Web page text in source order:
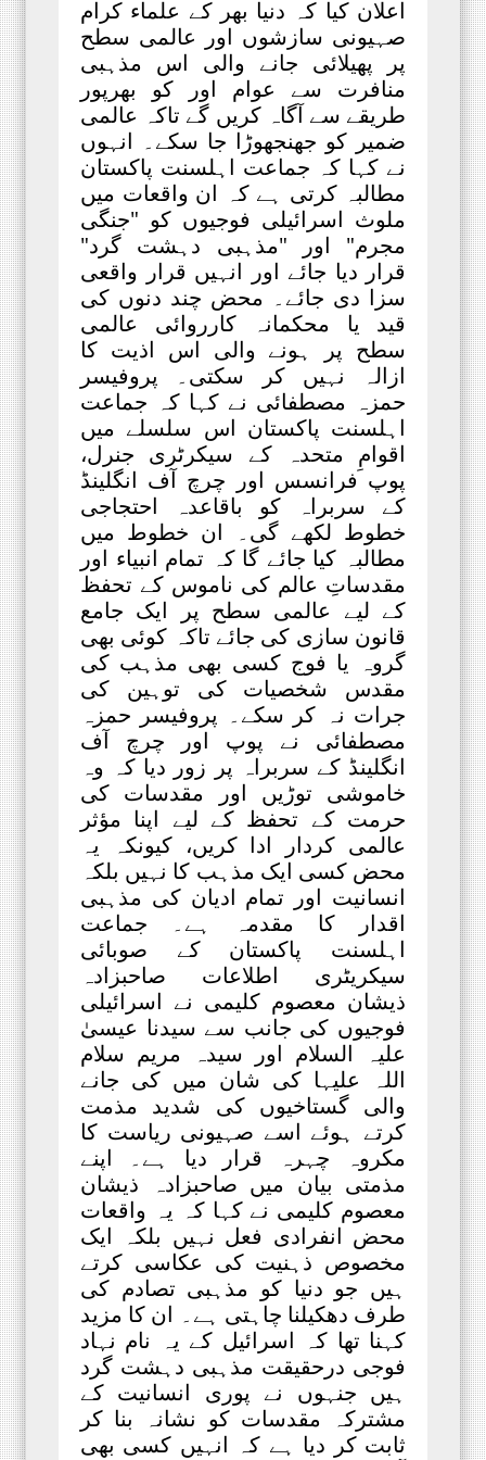
اعلان کیا کہ دنیا بھر کے علماء کرام
صہیونی سازشوں اور عالمی سطح
پر پھیلائی جانے والی اس مذہبی
منافرت سے عوام اور کو بھرپور
طریقے سے آگاہ کریں گے تاکہ عالمی
ضمیر کو جھنجھوڑا جا سکے۔ انہوں
نے کہا کہ جماعت اہلسنت پاکستان
مطالبہ کرتی ہے کہ ان واقعات میں
ملوث اسرائیلی فوجیوں کو "جنگی
مجرم" اور "مذہبی دہشت گرد"
قرار دیا جائے اور انہیں قرار واقعی
سزا دی جائے۔ محض چند دنوں کی
قید یا محکمانہ کارروائی عالمی
سطح پر ہونے والی اس اذیت کا
ازالہ نہیں کر سکتی۔ پروفیسر
حمزہ مصطفائی نے کہا کہ جماعت
اہلسنت پاکستان اس سلسلے میں
اقوامِ متحدہ کے سیکرٹری جنرل،
پوپ فرانسس اور چرچ آف انگلینڈ
کے سربراہ کو باقاعدہ احتجاجی
خطوط لکھے گی۔ ان خطوط میں
مطالبہ کیا جائے گا کہ تمام انبیاء اور
مقدساتِ عالم کی ناموس کے تحفظ
کے لیے عالمی سطح پر ایک جامع
قانون سازی کی جائے تاکہ کوئی بھی
گروہ یا فوج کسی بھی مذہب کی
مقدس شخصیات کی توہین کی
جرات نہ کر سکے۔ پروفیسر حمزہ
مصطفائی نے پوپ اور چرچ آف
انگلینڈ کے سربراہ پر زور دیا کہ وہ
خاموشی توڑیں اور مقدسات کی
حرمت کے تحفظ کے لیے اپنا مؤثر
عالمی کردار ادا کریں، کیونکہ یہ
محض کسی ایک مذہب کا نہیں بلکہ
انسانیت اور تمام ادیان کی مذہبی
اقدار کا مقدمہ ہے۔ جماعت
اہلسنت پاکستان کے صوبائی
سیکریٹری اطلاعات صاحبزادہ
ذیشان معصوم کلیمی نے اسرائیلی
فوجیوں کی جانب سے سیدنا عیسیٰ
علیہ السلام اور سیدہ مریم سلام
اللہ علیہا کی شان میں کی جانے
والی گستاخیوں کی شدید مذمت
کرتے ہوئے اسے صہیونی ریاست کا
مکروہ چہرہ قرار دیا ہے۔ ​اپنے
مذمتی بیان میں صاحبزادہ ذیشان
معصوم کلیمی نے کہا کہ یہ واقعات
محض انفرادی فعل نہیں بلکہ ایک
مخصوص ذہنیت کی عکاسی کرتے
ہیں جو دنیا کو مذہبی تصادم کی
طرف دھکیلنا چاہتی ہے۔ ان کا مزید
کہنا تھا کہ اسرائیل کے یہ نام نہاد
فوجی درحقیقت مذہبی دہشت گرد
ہیں جنہوں نے پوری انسانیت کے
مشترکہ مقدسات کو نشانہ بنا کر
ثابت کر دیا ہے کہ انہیں کسی بھی